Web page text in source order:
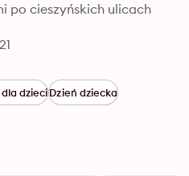
po cieszyńskich ulicach
dzieciDzień dziecka